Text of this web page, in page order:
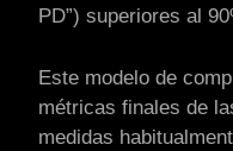
PD”) superiores al
Este modelo de
métricas finales de
medidas